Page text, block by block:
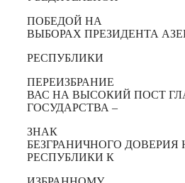
ПОБЕДОЙ НА
ВЫБОРАХ ПРЕЗИДЕНТА
РЕСПУБЛИКИ
ПЕРЕИЗБРАНИЕ
ВАС НА ВЫСОКИЙ ПОСТ
ГОСУДАРСТВА –
ЗНАК
БЕЗГРАНИЧНОГО ДОВЕРИЯ
РЕСПУБЛИКИ К